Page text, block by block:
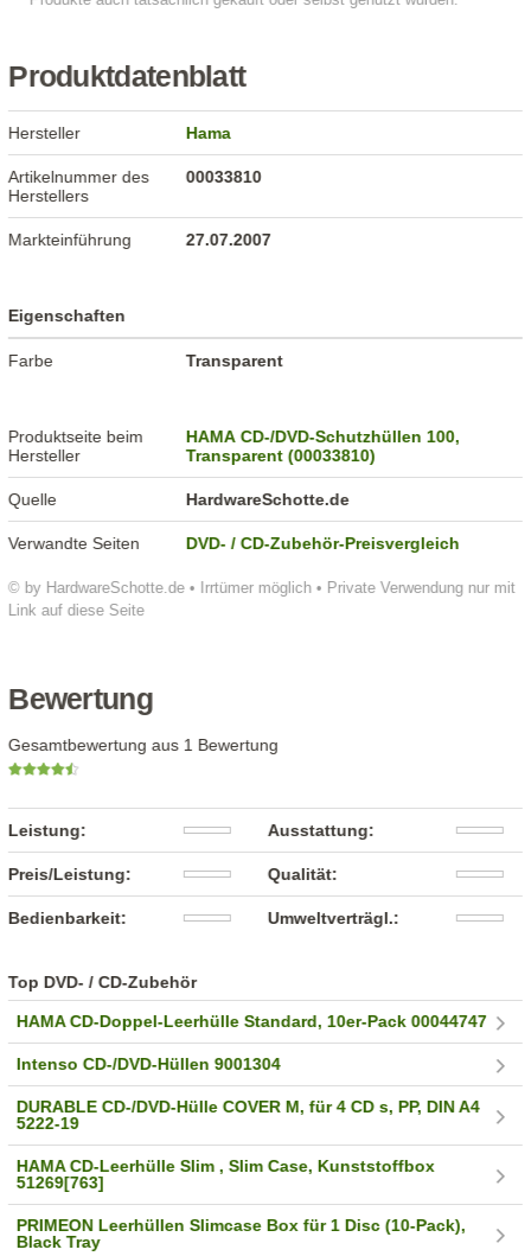
Produktdatenblatt
© by HardwareSchotte.de • Irrtümer möglich • Private Verwendung nur mit
Link auf diese Seite
Hersteller Hama
Artikelnummer des
Herstellers
00033810
Markteinführung 27.07.2007
Eigenschaften
Farbe Transparent
Produktseite beim
Hersteller
HAMA CD-/DVD-Schutzhüllen 100,
Transparent (00033810)
Quelle HardwareSchotte.de
Verwandte Seiten DVD- / CD-Zubehör-Preisvergleich
Bewertung
Gesamtbewertung aus 1 Bewertung
Leistung: Ausstattung:
Preis/Leistung: Qualität:
Bedienbarkeit: Umweltverträgl.:
Top DVD- / CD-Zubehör
HAMA CD-Doppel-Leerhülle Standard, 10er-Pack 00044747
Intenso CD-/DVD-Hüllen 9001304
DURABLE CD-/DVD-Hülle COVER M, für 4 CD s, PP, DIN A4
5222-19
HAMA CD-Leerhülle Slim , Slim Case, Kunststoffbox
51269[763]
PRIMEON Leerhüllen Slimcase Box für 1 Disc (10-Pack),
Black Tray